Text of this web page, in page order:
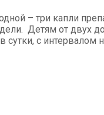
– три капли
Детям от двух
с интервалом